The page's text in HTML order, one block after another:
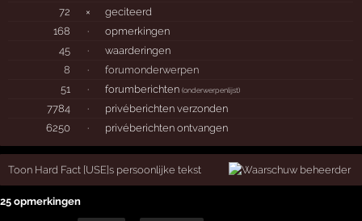
72
×
geciteerd
168
·
opmerkingen
45
·
waarderingen
8
·
forumonderwerpen
51
· forumberichten(onderwerpenlijst)
7784 ·
privéberichten verzonden
6250
· privéberichten ontvangen
Toon Hard Fact [USE]s persoonlijke tekst
25 opmerkingen